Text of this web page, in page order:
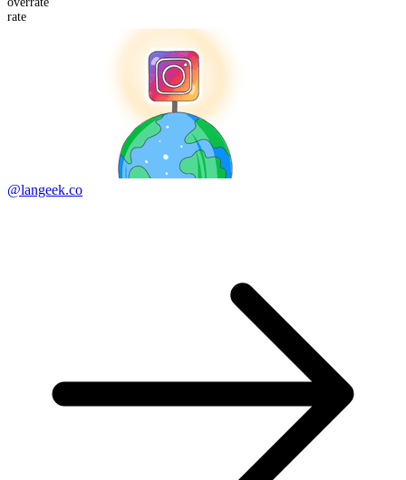
rate
@langeek.co